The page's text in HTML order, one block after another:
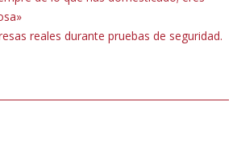
reales durante pruebas de seguridad.